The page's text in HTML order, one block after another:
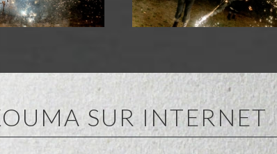
SUR INTERNET